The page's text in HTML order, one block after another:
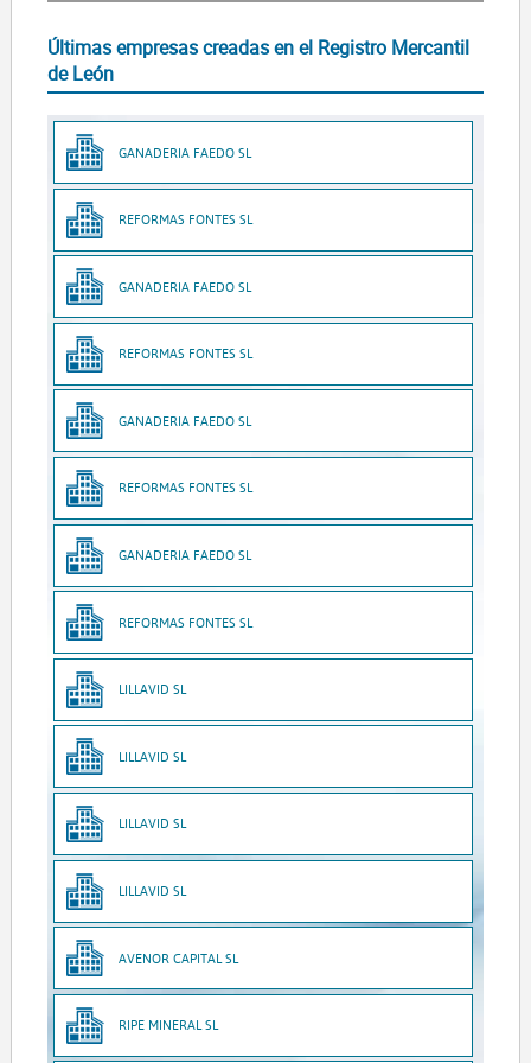
Últimas empresas creadas en el Registro Mercantil
de León
GANADERIA FAEDO SL
REFORMAS FONTES SL
GANADERIA FAEDO SL
REFORMAS FONTES SL
GANADERIA FAEDO SL
REFORMAS FONTES SL
GANADERIA FAEDO SL
REFORMAS FONTES SL
LILLAVID SL
LILLAVID SL
LILLAVID SL
LILLAVID SL
AVENOR CAPITAL SL
RIPE MINERAL SL